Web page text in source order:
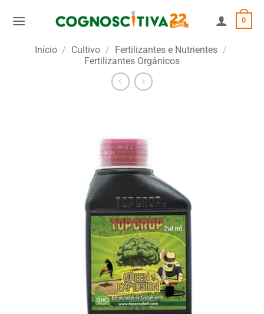
0
Início / Cultivo / Fertilizantes e Nutrientes /
Fertilizantes Orgânicos